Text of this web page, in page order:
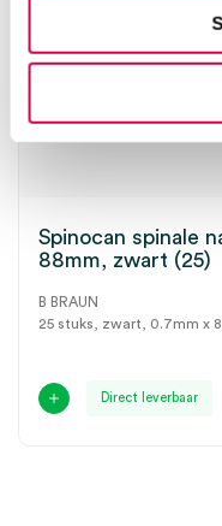
Spinocan spinale
88mm, zwart (25)
B BRAUN
25 stuks, zwart, 0.7mm x
Direct leverbaar